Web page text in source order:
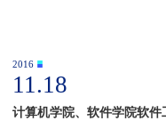
2016
11.18
计算机学院、软件学院软